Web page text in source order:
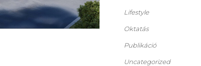
Lifestyle
Oktatás
Publikáció
Uncategorized